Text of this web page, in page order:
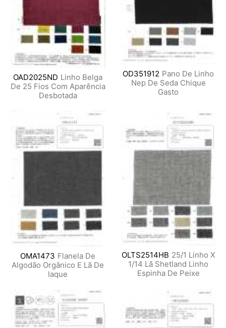
OAD2025ND Linho Belga
De 25 Fios Com Aparência
Desbotada
OD351912 Pano De Linho
Nep De Seda Chique
Gasto
OMA1473 Flanela De
Algodão Orgânico E Lã De
Iaque
OLTS2514HB 25/1 Linho X
1/14 Lã Shetland Linho
Espinha De Peixe